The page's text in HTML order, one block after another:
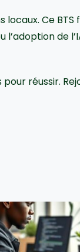
Ce BTS
de
réussir.